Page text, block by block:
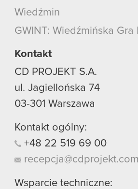
Wiedźmin
GWINT: Wiedźmińska Gra
Kontakt
CD PROJEKT S.A.
ul. Jagiellońska 74
03-301 Warszawa
Kontakt ogólny:
+48 22 519 69 00
recepcja@cdprojekt.com
Wsparcie techniczne: